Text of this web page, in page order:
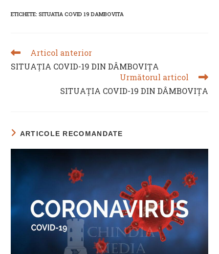
windowwindowwindow
ETICHETE:SITUATIA COVID 19 DAMBOVITA
READ
ARTICLES
Articol anterior
SITUAȚIA COVID-19 DIN DÂMBOVIȚA
Următorul articol
SITUAȚIA COVID-19 DIN DÂMBOVIȚA
ARTICOLE RECOMANDATE